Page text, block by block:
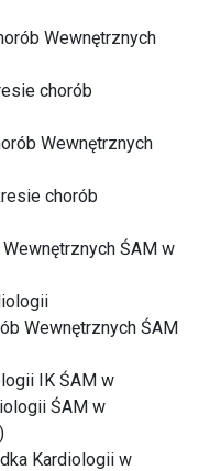
Wewnętrznych
chorób
Wewnętrznych
chorób
ŚAM w
Wewnętrznych ŚAM
IK ŚAM w
ŚAM w
Kardiologii w